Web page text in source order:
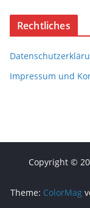
i
r
e
e
Rechtliches
Impressum und
Copyright ©
Theme: ColorMag